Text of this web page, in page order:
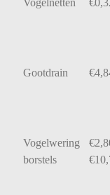
Gootdrain €
Vogelwering
borstels
€
€